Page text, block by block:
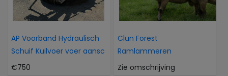
AP Voorband Hydraulisch
Schuif Kuilvoer voer aansc
€750
Clun Forest
Ramlammeren
Zie omschrijving